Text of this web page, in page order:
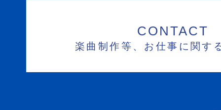
CONTACT
楽曲制作等、お仕事に関す